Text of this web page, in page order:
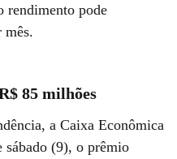
rendimento pode
mês.
85 milhões
a Caixa Econômica
sábado (9), o prêmio